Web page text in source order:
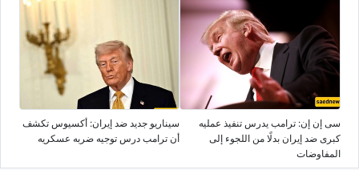
سی إن إن: ترامب یدرس تنفیذ عملیه
کبرى ضد إیران بدلًا من اللجوء إلى
المفاوضات
سیناریو جدید ضد إیران: أکسیوس تکشف
أن ترامب درس توجیه ضربه عسکریه